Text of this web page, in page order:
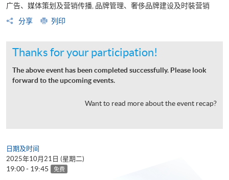
广告、媒体策划及营销传播, 品牌管理、奢侈品牌建设及时裝营销
分享
列印
Thanks for your participation!
The above event has been completed successfully. Please look
forward to the upcoming events.
Want to read more about the event recap?
日期及时间
2025年10月21日 (星期二)
19:00 - 19:45 免费